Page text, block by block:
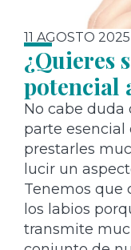
11 AGOSTO 2025
¿Quieres
potencial
No cabe duda
parte esencial
prestarles
lucir un
Tenemos que
los labios
transmite